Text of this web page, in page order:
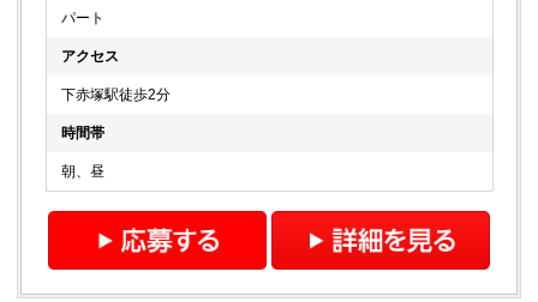
パート
アクセス
下赤塚駅徒歩2分
時間帯
朝、昼